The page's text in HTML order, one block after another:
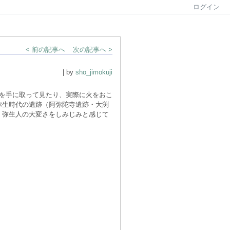
ログイン
< 前の記事へ 次の記事へ >
| by sho_jimokuji
手に取って見たり、実際に火をおこ
時代の遺跡（阿弥陀寺遺跡・大渕
生人の大変さをしみじみと感じて